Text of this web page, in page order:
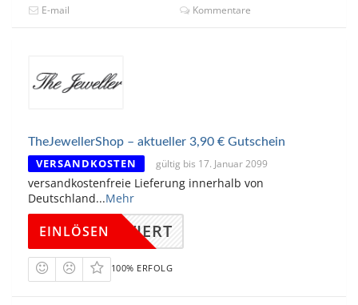
E-mail
Kommentare
TheJewellerShop – aktueller 3,90 € Gutschein
VERSANDKOSTEN gültig bis 17. Januar 2099
versandkostenfreie Lieferung innerhalb von
Deutschland...Mehr
KTIVIERT
EINLÖSEN
100% ERFOLG